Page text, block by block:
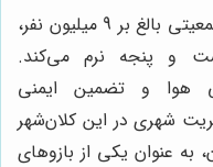
تهران، پایتخت پرهیاهوی ایران، با جمعیتی بالغ بر 9 میلیون نفر،
و پنجه نرم می‌کند.
هوا و تضمین ایمنی
شهری در این کلان‌شهر
عنوان یکی از بازوهای